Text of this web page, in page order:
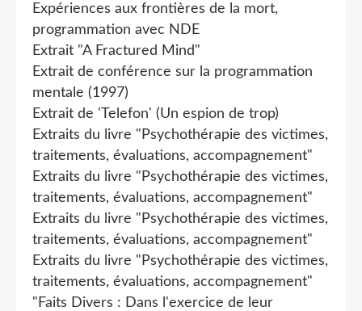
Expériences aux frontières de la mort,
programmation avec NDE
Extrait "A Fractured Mind"
Extrait de conférence sur la programmation
mentale (1997)
Extrait de 'Telefon' (Un espion de trop)
Extraits du livre "Psychothérapie des victimes,
traitements, évaluations, accompagnement"
Extraits du livre "Psychothérapie des victimes,
traitements, évaluations, accompagnement"
Extraits du livre "Psychothérapie des victimes,
traitements, évaluations, accompagnement"
Extraits du livre "Psychothérapie des victimes,
traitements, évaluations, accompagnement"
"Faits Divers : Dans l'exercice de leur